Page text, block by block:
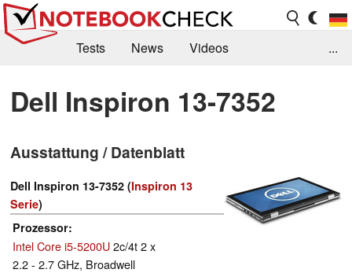
Tests News
Videos
Kaufberatung
Deals Suche
Jobs
Forum
...
Dell Inspiron 13-7352
Ausstattung / Datenblatt
Dell Inspiron 13-7352 (Inspiron 13
Serie)
Prozessor
Intel Core i5-5200U2c/4t 2 x
2.2 - 2.7 GHz, Broadwell